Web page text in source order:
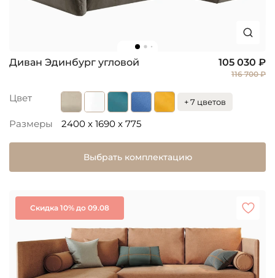
Диван Эдинбург угловой 105 030 ₽
116 700 ₽
Цвет + 7 цветов
Размеры 2400 x 1690 x 775
Выбрать комплектацию
Скидка 10% до 09.08